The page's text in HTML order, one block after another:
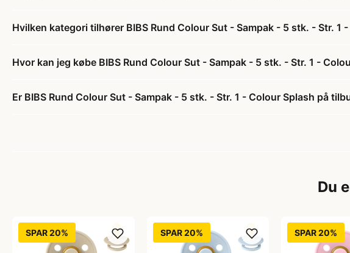
Hvilken kategori tilhører BIBS Rund Colour Sut - Sampak - 5 stk. - Str. 1
Hvor kan jeg købe BIBS Rund Colour Sut - Sampak - 5 stk. - Str. 1 -
Er BIBS Rund Colour Sut - Sampak - 5 stk. - Str. 1 - Colour Splash på
Du
SPAR 20% SPAR 20% SPAR 20%